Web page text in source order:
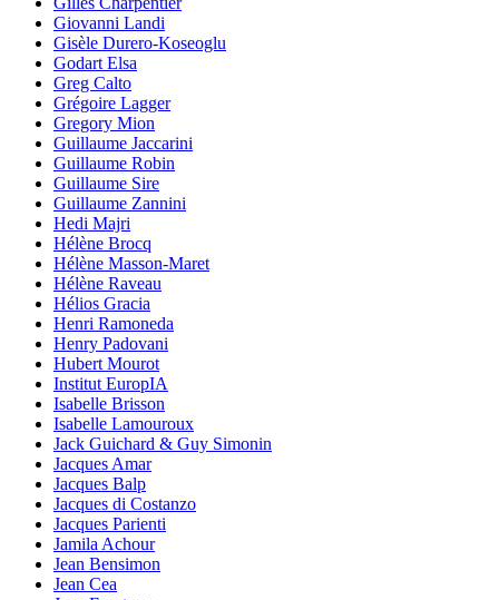
Giovanni Landi
Gisèle Durero-Koseoglu
Godart Elsa
Greg Calto
Grégoire Lagger
Gregory Mion
Guillaume Jaccarini
Guillaume Robin
Guillaume Sire
Guillaume Zannini
Hedi Majri
Hélène Brocq
Hélène Masson-Maret
Hélène Raveau
Hélios Gracia
Henri Ramoneda
Henry Padovani
Hubert Mourot
Institut EuropIA
Isabelle Brisson
Isabelle Lamouroux
Jack Guichard & Guy Simonin
Jacques Amar
Jacques Balp
Jacques di Costanzo
Jacques Parienti
Jamila Achour
Jean Bensimon
Jean Cea